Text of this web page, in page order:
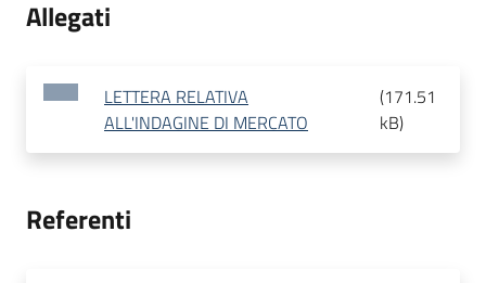
Allegati
LETTERA RELATIVA
ALL'INDAGINE DI MERCATO
(171.51
kB)
Referenti